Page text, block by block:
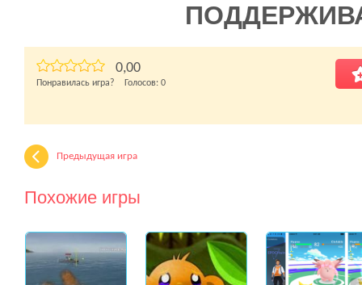
0,00
Понравилась игра? Голосов: 0
Предыдущая игра
Похожие игры